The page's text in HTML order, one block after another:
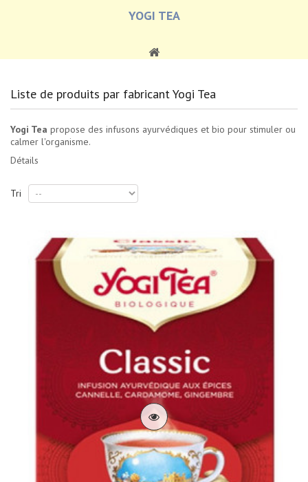
YOGI TEA
Liste de produits par fabricant Yogi Tea
Yogi Tea propose des infusons ayurvédiques et bio pour stimuler ou
calmer l'organisme.
Détails
Tri